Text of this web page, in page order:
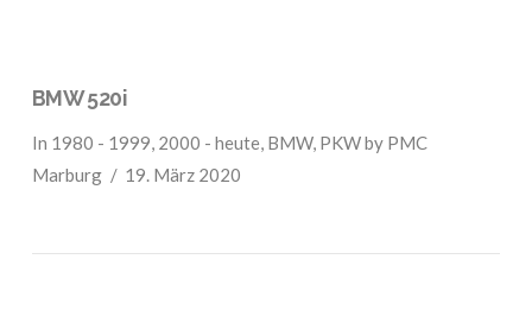
BMW 520i
In 1980 - 1999 2000 - heute, BMW, PKWby PMC
Marburg
19. März 2020